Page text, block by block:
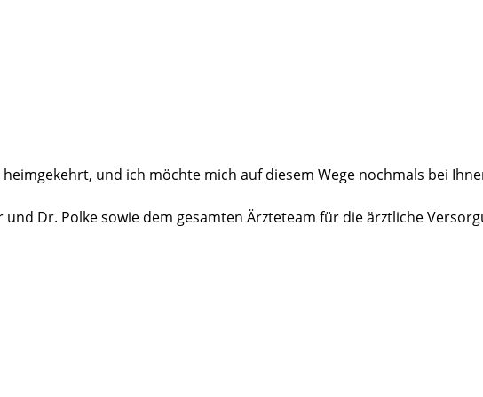
führendes Kompetenzzentrum für radikale Prostataentfernungen
und wollte höchstens eine ambulante Variante in Anspruch nehmen.
an die Martini-Klinik anschließt.
und ich möchte mich auf diesem Wege nochmals bei
Dr. Polke sowie dem gesamten Ärzteteam für die ärztliche
der Station, das sich Tag und Nacht in einer unbeschreiblich